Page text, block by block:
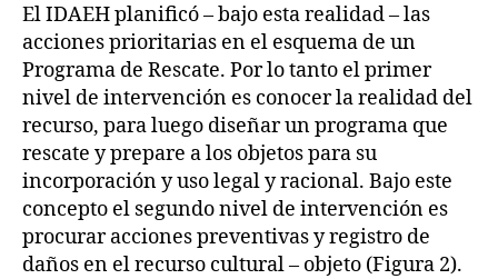
El IDAEH planificó – bajo esta realidad – las
acciones prioritarias en el esquema de un
Programa de Rescate. Por lo tanto el primer
nivel de intervención es conocer la realidad del
recurso, para luego diseñar un programa que
rescate y prepare a los objetos para su
incorporación y uso legal y racional. Bajo este
concepto el segundo nivel de intervención es
procurar acciones preventivas y registro de
daños en el recurso cultural – objeto (Figura 2).